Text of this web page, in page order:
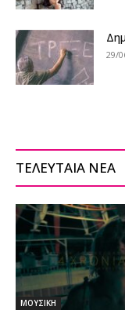
29/
ΤΕΛΕΥΤΑΙΑ ΝΕΑ
ΜΟΥΣΙΚΗ